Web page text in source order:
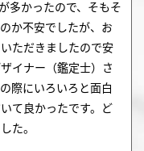
多かったので、そもそ
か不安でしたが、お
ただきましたので安
イナー（鑑定士）さ
際にいろいろと面白
て良かったです。ど
た。